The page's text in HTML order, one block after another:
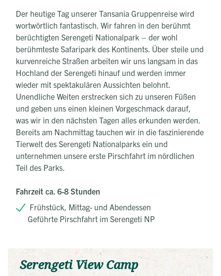
Der heutige Tag unserer Tansania Gruppenreise wird
wortwörtlich fantastisch. Wir fahren in den berühmt
berüchtigten Serengeti Nationalpark – der wohl
berühmteste Safaripark des Kontinents. Über steile und
kurvenreiche Straßen arbeiten wir uns langsam in das
Hochland der Serengeti hinauf und werden immer
wieder mit spektakulären Aussichten belohnt.
Unendliche Weiten erstrecken sich zu unseren Füßen
und geben uns einen kleinen Vorgeschmack darauf,
was wir in den nächsten Tagen alles erkunden werden.
Bereits am Nachmittag tauchen wir in die faszinierende
Tierwelt des Serengeti Nationalparks ein und
unternehmen unsere erste Pirschfahrt im nördlichen
Teil des Parks.
Fahrzeit ca. 6-8 Stunden
Frühstück, Mittag- und Abendessen
Geführte Pirschfahrt im Serengeti NP
Serengeti View Camp